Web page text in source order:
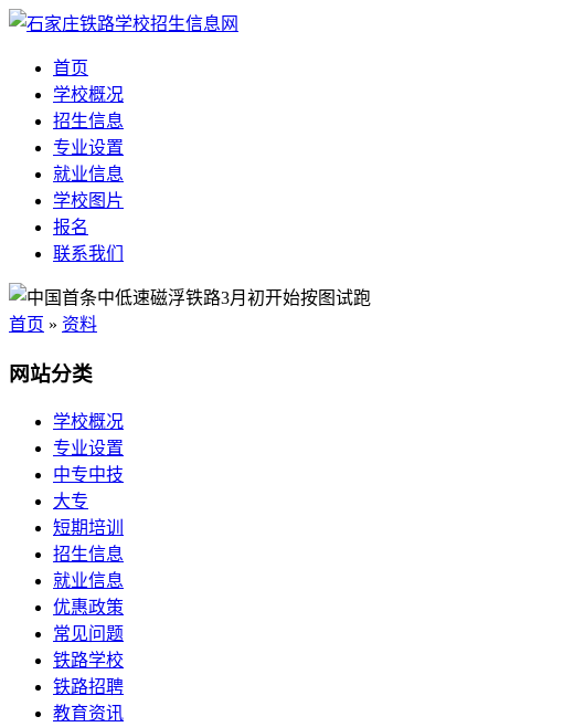
首页
学校概况
招生信息
专业设置
就业信息
学校图片
报名
联系我们
首页 » 资料
网站分类
学校概况
专业设置
中专中技
大专
短期培训
招生信息
就业信息
优惠政策
常见问题
铁路学校
铁路招聘
教育资讯